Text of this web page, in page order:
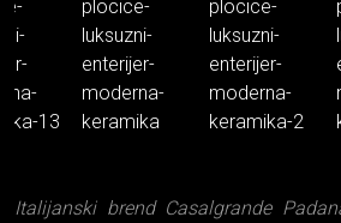
Italijanski brend Casalgrande